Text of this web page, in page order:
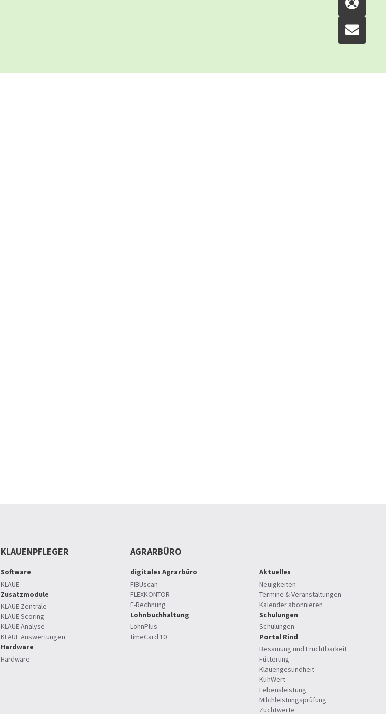
KLAUENPFLEGER
Software
KLAUE
Zusatzmodule
KLAUE Zentrale
KLAUE Scoring
KLAUE Analyse
KLAUE Auswertungen
Hardware
Hardware
AGRARBÜRO
digitales Agrarbüro
FIBUscan
FLEXKONTOR
E-Rechnung
Lohnbuchhaltung
LohnPlus
timeCard 10
Aktuelles
Neuigkeiten
Termine & Veranstaltungen
Kalender abonnieren
Schulungen
Schulungen
Portal Rind
Besamung und Fruchtbarkeit
Fütterung
Klauengesundheit
KuhWert
Lebensleistung
Milchleistungsprüfung
Zuchtwerte